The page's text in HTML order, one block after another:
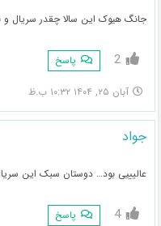
جانگ هیوک این سالا چقدر سریال و
2 پاسخ
آبان ۲۵, ۱۴۰۴ ۱۰:۳۲ ب.ظ
جواد
عالیییی بود… دوستان سبک این
4 پاسخ